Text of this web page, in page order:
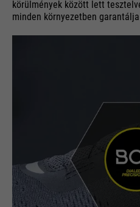
körülmények között lett
minden környezetben